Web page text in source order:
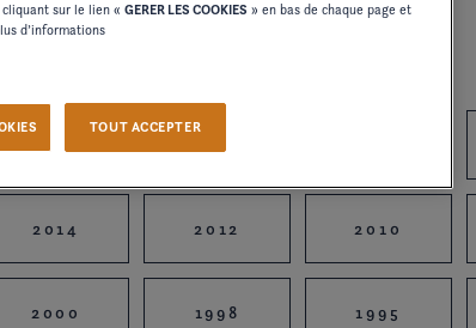
2014 2012 2010
2000 1998 1995
sur le lien « GERER LES COOKIES » en bas de chaque page et
d’informations
TOUT ACCEPTER